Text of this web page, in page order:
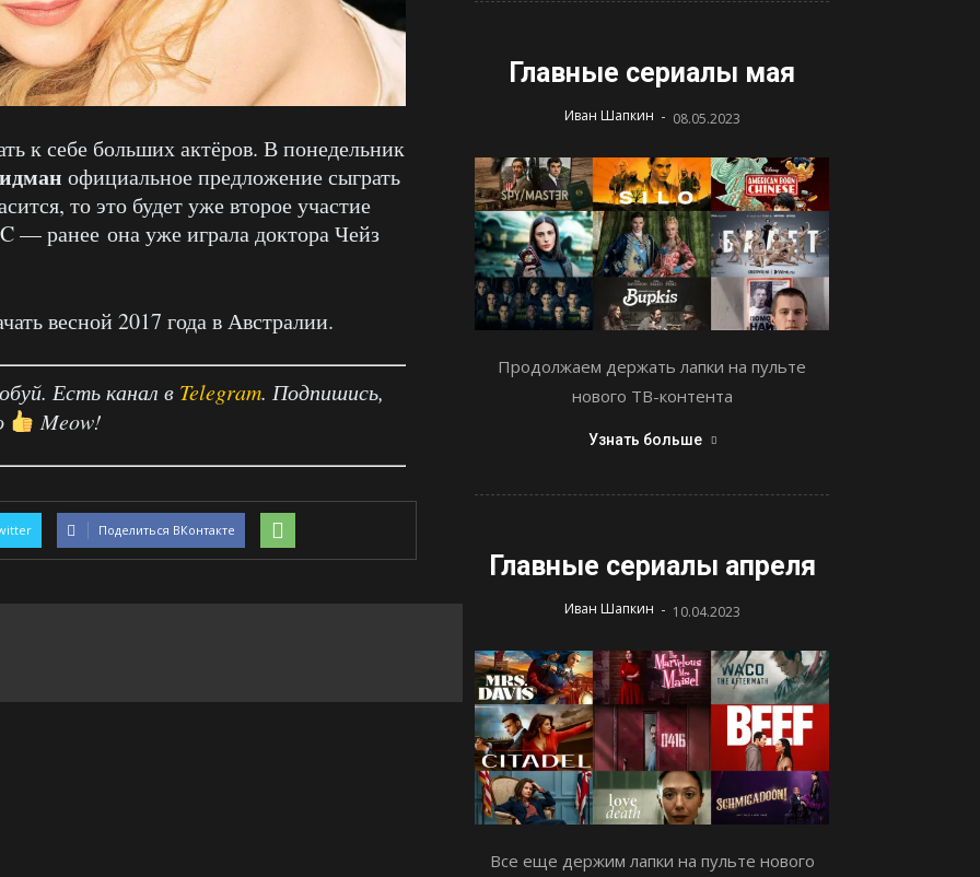
к себе больших актёров. В понедельник
официальное предложение сыграть
то это будет уже второе участие
— ранее она уже играла доктора Чейз
весной 2017 года в Австралии.
Есть канал в Telegram. Подпишись,
Meow!
Поделиться ВКонтакте
Главные сериалы мая
Иван Шапкин - 08.05.2023
Продолжаем держать лапки на пульте
нового ТВ-контента
Узнать больше
Главные сериалы апреля
Иван Шапкин - 10.04.2023
Все еще держим лапки на пульте нового